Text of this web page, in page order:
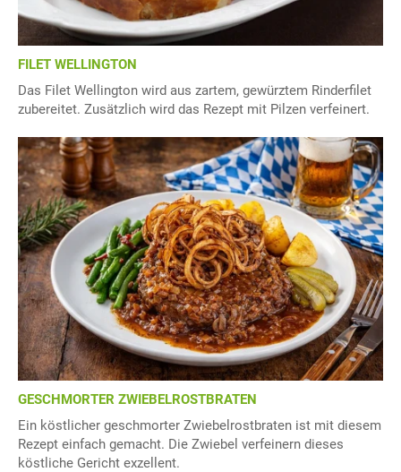
FILET WELLINGTON
Das Filet Wellington wird aus zartem, gewürztem Rinderfilet
zubereitet. Zusätzlich wird das Rezept mit Pilzen verfeinert.
GESCHMORTER ZWIEBELROSTBRATEN
Ein köstlicher geschmorter Zwiebelrostbraten ist mit diesem
Rezept einfach gemacht. Die Zwiebel verfeinern dieses
köstliche Gericht exzellent.